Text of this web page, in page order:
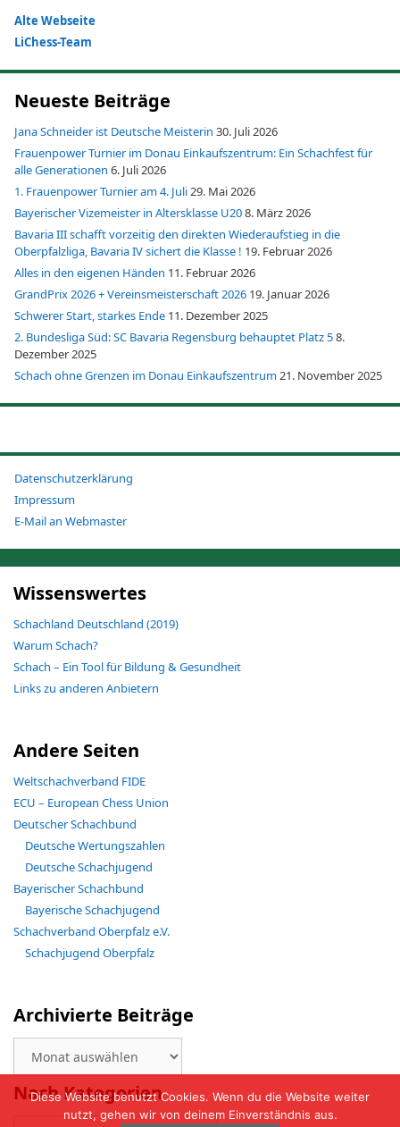
Alte Webseite
LiChess-Team
Neueste Beiträge
Jana Schneider ist Deutsche Meisterin 30. Juli 2026
Frauenpower Turnier im Donau Einkaufszentrum: Ein Schachfest für
alle Generationen 6. Juli 2026
1. Frauenpower Turnier am 4. Juli29. Mai 2026
Bayerischer Vizemeister in Altersklasse U208. März 2026
Bavaria III schafft vorzeitig den direkten Wiederaufstieg in die
Oberpfalzliga, Bavaria IV sichert die Klasse ! 19. Februar 2026
Alles in den eigenen Händen 11. Februar 2026
GrandPrix 2026 + Vereinsmeisterschaft 2026 19. Januar 2026
Schwerer Start, starkes Ende 11. Dezember 2025
2. Bundesliga Süd: SC Bavaria Regensburg behauptet Platz 58.
Dezember 2025
Schach ohne Grenzen im Donau Einkaufszentrum21. November 2025
Datenschutzerklärung
Impressum
E-Mail an Webmaster
Wissenswertes
Schachland Deutschland (2019)
Warum Schach?
Schach – Ein Tool für Bildung & Gesundheit
Links zu anderen Anbietern
Andere Seiten
Weltschachverband FIDE
ECU – European Chess Union
Deutscher Schachbund
Deutsche Wertungszahlen
Deutsche Schachjugend
Bayerischer Schachbund
Bayerische Schachjugend
Schachverband Oberpfalz e.V.
Schachjugend Oberpfalz
Archivierte Beiträge
Beiträge
Nach Kategorien
Diese Website benutzt Cookies. Wenn du die Website weiter
nutzt, gehen wir von deinem Einverständnis aus.